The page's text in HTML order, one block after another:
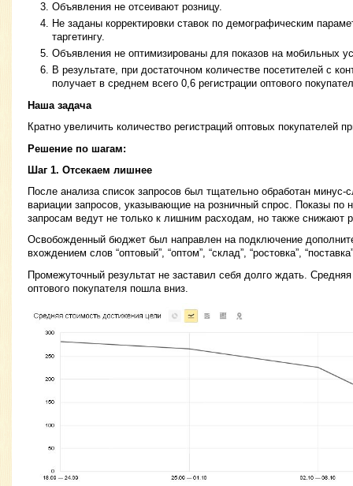
Объявления не отсеивают розницу.
Не заданы корректировки ставок по демографическим
таргетингу.
Объявления не оптимизированы для показов на мобильных
В результате, при достаточном количестве посетителей с
получает в среднем всего 0,6 регистрации оптового
Наша задача
Кратно увеличить количество регистраций оптовых покупателей
Решение по шагам:
Шаг 1. Отсекаем лишнее
После анализа список запросов был тщательно обработан
вариации запросов, указывающие на розничный спрос. Показы по
запросам ведут не только к лишним расходам, но также снижают
Освобожденный бюджет был направлен на подключение
вхождением слов “оптовый”, “оптом”, “склад”, “ростовка”,
Промежуточный результат не заставил себя долго ждать. Средняя
оптового покупателя пошла вниз.